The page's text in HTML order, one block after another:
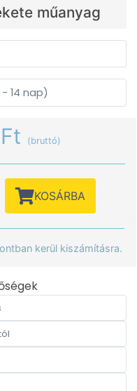
műanyag
14 nap)
(bruttó)
KOSÁRBA
kerül kiszámításra.